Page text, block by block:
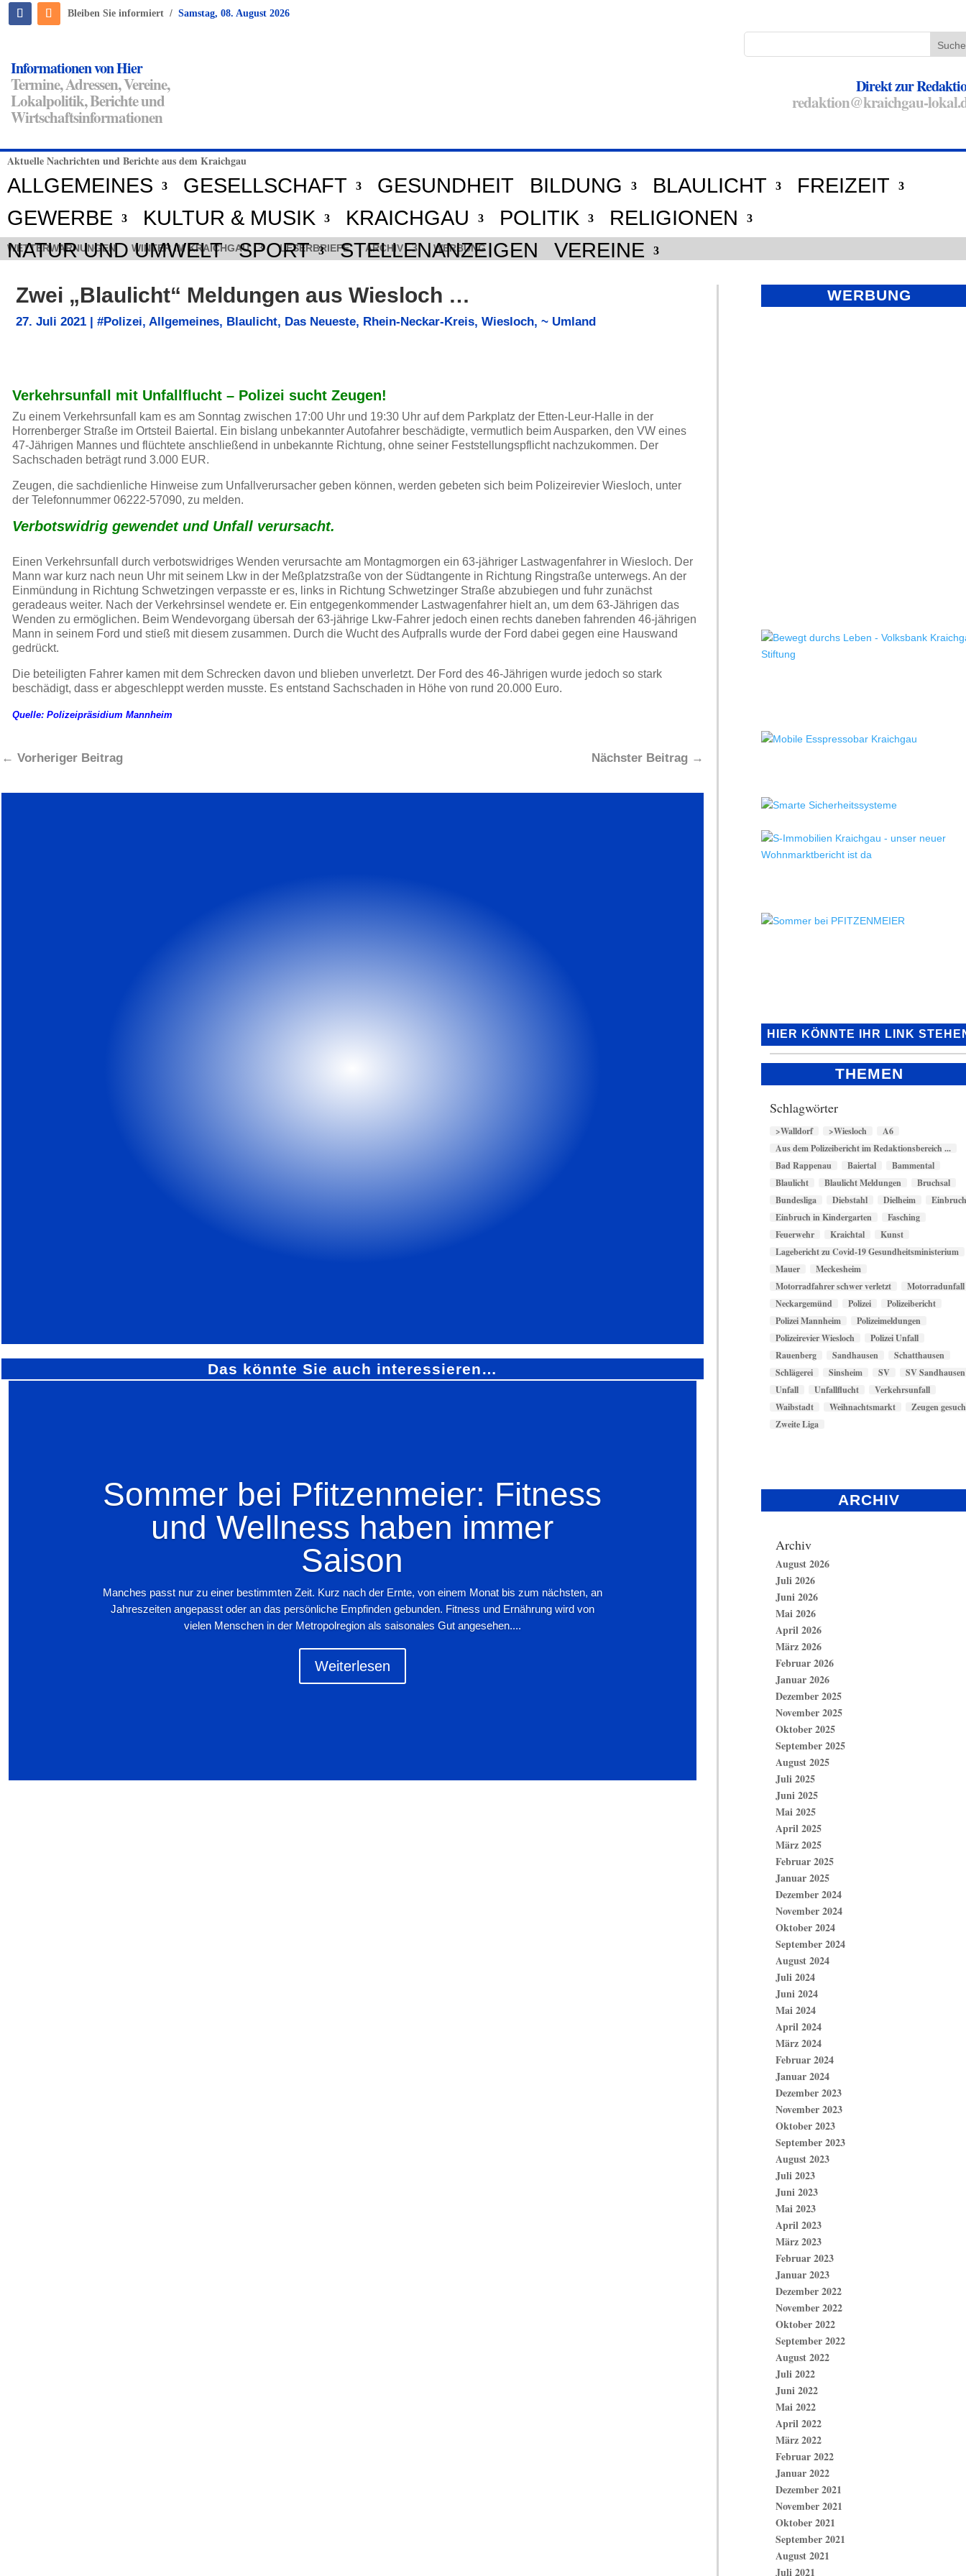
Bleiben Sie informiert / Samstag, 08. August 2026
Informationen von Hier
Termine, Adressen, Vereine,
Lokalpolitik, Berichte und
Wirtschaftsinformationen
Direkt zur
redaktion@kraichgau-
Aktuelle Nachrichten und Berichte aus dem Kraichgau
ALLGEMEINES GESELLSCHAFT GESUNDHEIT BILDUNG BLAULICHT
FREIZEIT
GEWERBE
KULTUR & MUSIK KRAICHGAU POLITIK
RELIGIONEN
NATUR UND UMWELT
SPORT STELLENANZEIGEN VEREINE
WETTERWARNUNGEN WINTER IM KRAICHGAU LESERBRIEFE ARCHIV WERBUNG
Zwei „Blaulicht“ Meldungen aus Wiesloch …
27. Juli 2021 | #Polizei, Allgemeines, Blaulicht, Das Neueste, Rhein-Neckar-Kreis, Wiesloch, ~ Umland
Verkehrsunfall mit Unfallflucht – Polizei sucht Zeugen!
Zu einem Verkehrsunfall kam es am Sonntag zwischen 17:00 Uhr und 19:30 Uhr auf dem Parkplatz der Etten-Leur-Halle in der
Horrenberger Straße im Ortsteil Baiertal. Ein bislang unbekannter Autofahrer beschädigte, vermutlich beim Ausparken, den VW eines
47-Jährigen Mannes und flüchtete anschließend in unbekannte Richtung, ohne seiner Feststellungspflicht nachzukommen. Der
Sachschaden beträgt rund 3.000 EUR.
Zeugen, die sachdienliche Hinweise zum Unfallverursacher geben können, werden gebeten sich beim Polizeirevier Wiesloch, unter
der Telefonnummer 06222-57090, zu melden.
Verbotswidrig gewendet und Unfall verursacht.
Einen Verkehrsunfall durch verbotswidriges Wenden verursachte am Montagmorgen ein 63-jähriger Lastwagenfahrer in Wiesloch. Der
Mann war kurz nach neun Uhr mit seinem Lkw in der Meßplatzstraße von der Südtangente in Richtung Ringstraße unterwegs. An der
Einmündung in Richtung Schwetzingen verpasste er es, links in Richtung Schwetzinger Straße abzubiegen und fuhr zunächst
geradeaus weiter. Nach der Verkehrsinsel wendete er. Ein entgegenkommender Lastwagenfahrer hielt an, um dem 63-Jährigen das
Wenden zu ermöglichen. Beim Wendevorgang übersah der 63-jährige Lkw-Fahrer jedoch einen rechts daneben fahrenden 46-jährigen
Mann in seinem Ford und stieß mit diesem zusammen. Durch die Wucht des Aufpralls wurde der Ford dabei gegen eine Hauswand
gedrückt.
Die beteiligten Fahrer kamen mit dem Schrecken davon und blieben unverletzt. Der Ford des 46-Jährigen wurde jedoch so stark
beschädigt, dass er abgeschleppt werden musste. Es entstand Sachschaden in Höhe von rund 20.000 Euro.
Quelle: Polizeipräsidium Mannheim
← Vorheriger Beitrag Nächster Beitrag→
Das könnte Sie auch interessieren…
Sommer bei Pfitzenmeier: Fitness
und Wellness haben immer
Saison
Manches passt nur zu einer bestimmten Zeit. Kurz nach der Ernte, von einem Monat bis zum nächsten, an
Jahreszeiten angepasst oder an das persönliche Empfinden gebunden. Fitness und Ernährung wird von
vielen Menschen in der Metropolregion als saisonales Gut angesehen....
Weiterlesen
WERBUNG
HIER KÖNNTE IHR LINK
THEMEN
Schlagwörter
>Walldorf >Wiesloch
A6
Aus dem Polizeibericht im Redaktionsbereich ...
Bad Rappenau
Baiertal
Bammental
Blaulicht
Blaulicht Meldungen
Bruchsal
Bundesliga
Diebstahl Dielheim
Einbruch in Kindergarten
Fasching
Feuerwehr
Kraichtal
Kunst
Lagebericht zu Covid-19 Gesundheitsministerium
Mauer
Meckesheim
Motorradfahrer schwer verletzt
Motorradunfall
Neckargemünd
Polizei
Polizeibericht
Polizei Mannheim
Polizeimeldungen
Polizeirevier Wiesloch
Polizei Unfall
Rauenberg
Sandhausen
Schatthausen
Schlägerei
Sinsheim SV
SV Sandhausen
Unfall
Unfallflucht
Verkehrsunfall
Waibstadt
Weihnachtsmarkt
Zeugen
Zweite Liga
ARCHIV
Archiv
August 2026
Juli 2026
Juni 2026
Mai 2026
April 2026
März 2026
Februar 2026
Januar 2026
Dezember 2025
November 2025
Oktober 2025
September 2025
August 2025
Juli 2025
Juni 2025
Mai 2025
April 2025
März 2025
Februar 2025
Januar 2025
Dezember 2024
November 2024
Oktober 2024
September 2024
August 2024
Juli 2024
Juni 2024
Mai 2024
April 2024
März 2024
Februar 2024
Januar 2024
Dezember 2023
November 2023
Oktober 2023
September 2023
August 2023
Juli 2023
Juni 2023
Mai 2023
April 2023
März 2023
Februar 2023
Januar 2023
Dezember 2022
November 2022
Oktober 2022
September 2022
August 2022
Juli 2022
Juni 2022
Mai 2022
April 2022
März 2022
Februar 2022
Januar 2022
Dezember 2021
November 2021
Oktober 2021
September 2021
August 2021
Juli 2021